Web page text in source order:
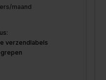
maand
verzendlabels